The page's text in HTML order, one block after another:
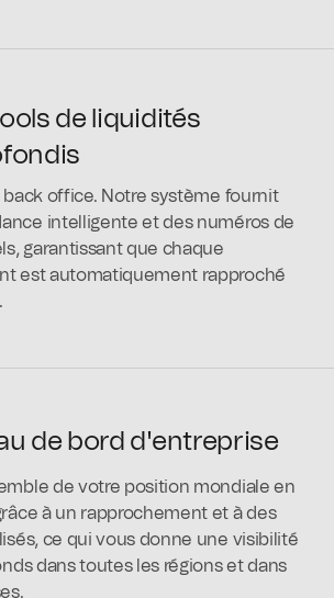
de liquidités
office. Notre système fournit
intelligente et des numéros de
garantissant que chaque
est automatiquement rapproché
de bord d'entreprise
de votre position mondiale en
à un rapprochement et à des
ce qui vous donne une visibilité
dans toutes les régions et dans